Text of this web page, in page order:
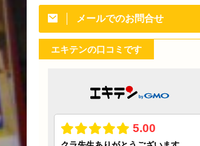
メールでのお問合せ
エキテンの口コミです